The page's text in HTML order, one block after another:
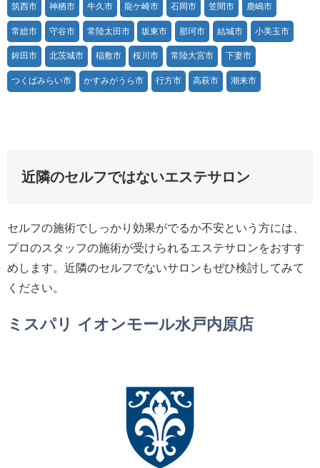
筑西市 神栖市 牛久市 龍ケ崎市 石岡市 笠間市 鹿嶋市
常総市 守谷市 常陸太田市 坂東市 那珂市 結城市 小美玉市
鉾田市 北茨城市 稲敷市 桜川市 常陸大宮市 下妻市
つくばみらい市 かすみがうら市 行方市 高萩市 潮来市
近隣のセルフではないエステサロン
セルフの施術でしっかり効果がでるか不安という方には、
プロのスタッフの施術が受けられるエステサロンをおすす
めします。近隣のセルフでないサロンもぜひ検討してみて
ください。
ミスパリ イオンモール水戸内原店